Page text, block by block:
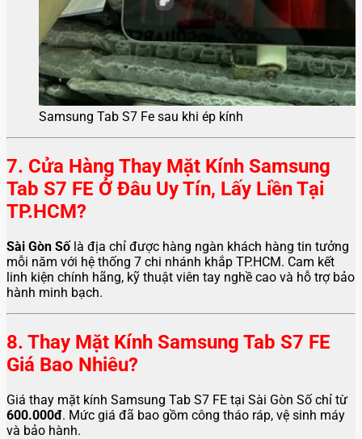
Samsung Tab S7 Fe sau khi ép kính
7. Cửa Hàng Thay Mặt Kính Samsung
Tab S7 FE Ở Đâu Uy Tín, Lấy Liền Tại
TP.HCM?
Sài Gòn Sốlà địa chỉ được hàng ngàn khách hàng tin tưởng
mỗi năm với hệ thống 7 chi nhánh khắp TP.HCM. Cam kết
linh kiện chính hãng, kỹ thuật viên tay nghề cao và hỗ trợ bảo
hành minh bạch.
8. Thay Mặt Kính Samsung Tab S7 FE
Giá Bao Nhiêu?
Giá thay mặt kính Samsung Tab S7 FE tại Sài Gòn Số chỉ từ
600.000đ. Mức giá đã bao gồm công tháo ráp, vệ sinh máy
và bảo hành.